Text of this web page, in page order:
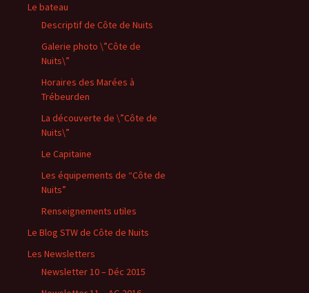
Le bateau
Descriptif de Côte de Nuits
Galerie photo \”Côte de
Nuits\”
Horaires des Marées à
Trébeurden
La découverte de \”Côte de
Nuits\”
Le Capitaine
Les équipements de “Côte de
Nuits”
Renseignements utiles
Le Blog STW de Côte de Nuits
Les Newsletters
Newsletter 10 – Déc 2015